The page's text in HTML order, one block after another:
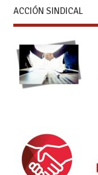
ACCIÓN SINDICAL